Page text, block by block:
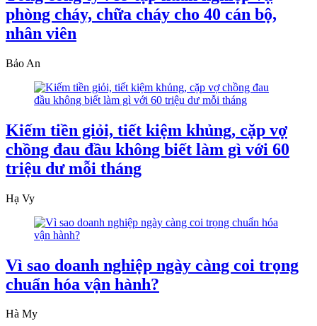
phòng cháy, chữa cháy cho 40 cán bộ,
nhân viên
Bảo An
Kiếm tiền giỏi, tiết kiệm khủng, cặp vợ
chồng đau đầu không biết làm gì với 60
triệu dư mỗi tháng
Hạ Vy
Vì sao doanh nghiệp ngày càng coi trọng
chuẩn hóa vận hành?
Hà My